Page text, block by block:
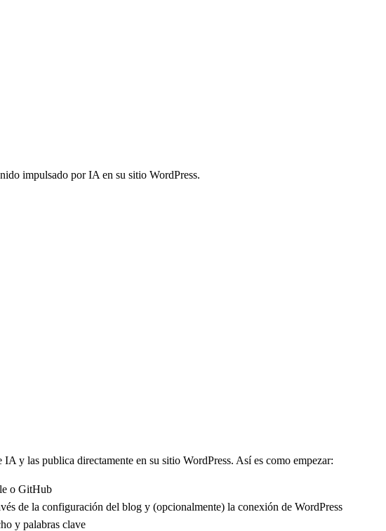
impulsado por IA en su sitio WordPress.
y las publica directamente en su sitio WordPress. Así es como empezar:
o GitHub
de la configuración del blog y (opcionalmente) la conexión de WordPress
y palabras clave